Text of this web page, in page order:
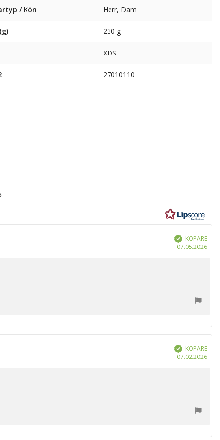
/ Kön Herr, Dam
230 g
XDS
27010110
Bekräftad
KÖPARE
07.05.2026
Bekräftad
KÖPARE
07.02.2026